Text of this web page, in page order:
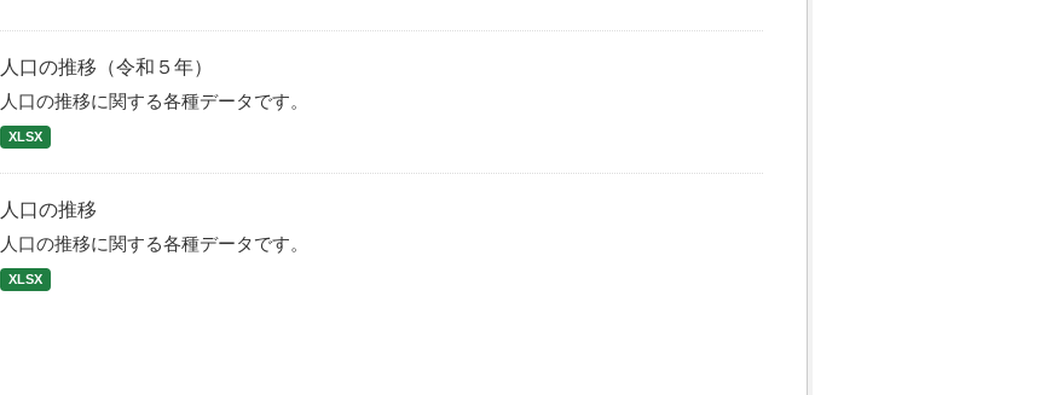
人口の推移（令和５年）
人口の推移に関する各種データです。
XLSX
人口の推移
人口の推移に関する各種データです。
XLSX